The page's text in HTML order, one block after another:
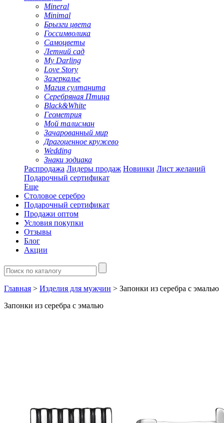
Mineral
Minimal
Брызги цвета
Госсимволика
Самоцветы
Летний сад
My Darling
Love Story
Зазеркалье
Магия султанита
Серебряная Птица
Black&White
Геометрия
Мой талисман
Зачарованный мир
Драгоценное кружево
Wedding
Знаки зодиака
Распродажа Лидеры продаж Новинки Лист желаний
Подарочный сертификат
Еще
Столовое серебро
Подарочный сертификат
Продажи оптом
Условия покупки
Отзывы
Блог
Акции
Главная > Изделия для мужчин > Запонки из серебра с эмалью
Запонки из серебра с эмалью